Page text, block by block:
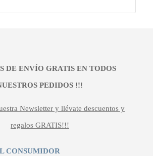
DE ENVÍO GRATIS EN TODOS
PEDIDOS !!!
Newsletter y llévate descuentos y
regalos GRATIS!!!
CONSUMIDOR